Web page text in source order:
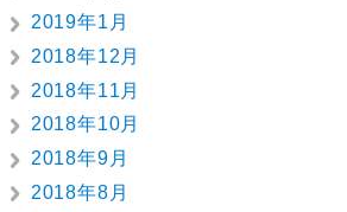
2019年1月
2018年12月
2018年11月
2018年10月
2018年9月
2018年8月